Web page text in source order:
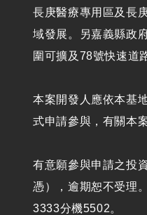
長庚醫療專用區及長
域發展。另嘉義縣政
圍可擴及78號快速道
本案開發人應依本基
式申請參與，有關本
有意願參與申請之投
憑），逾期恕不受理
3333分機5502。